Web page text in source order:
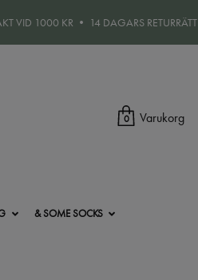
VID 1000 KR • 14 DAGARS RETURRÄTT
0 Varukorg
& SOME SOCKS